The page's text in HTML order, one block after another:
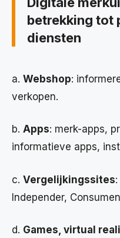
betrekking tot
diensten
a. Webshop:
verkopen.
b. Apps: merk-apps,
informatieve apps,
c. Vergelijkingssites
Independer,
d. Games, virtual